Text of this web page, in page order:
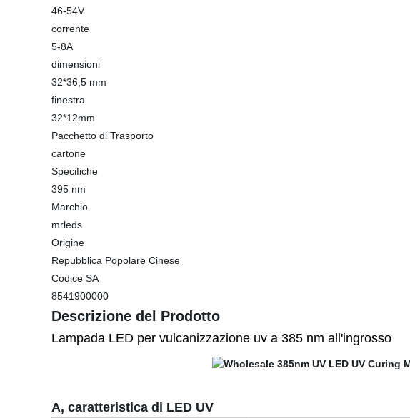
46-54V
corrente
5-8A
dimensioni
32*36,5 mm
finestra
32*12mm
Pacchetto di Trasporto
cartone
Specifiche
395 nm
Marchio
mrleds
Origine
Repubblica Popolare Cinese
Codice SA
8541900000
Descrizione del Prodotto
Lampada LED per vulcanizzazione uv a 385 nm all'ingrosso
A, caratteristica di LED UV